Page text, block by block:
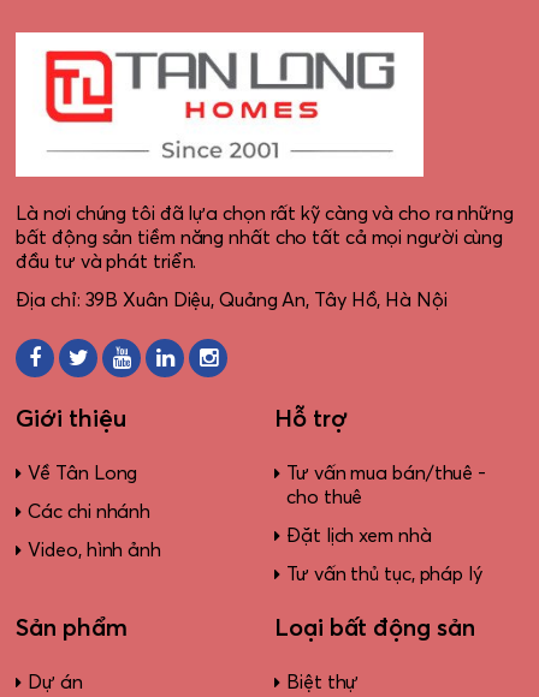
Là nơi chúng tôi đã lựa chọn rất kỹ càng và cho ra những
bất động sản tiềm năng nhất cho tất cả mọi người cùng
đầu tư và phát triển.
Địa chỉ: 39B Xuân Diệu, Quảng An, Tây Hồ, Hà Nội
Giới thiệu
Về Tân Long
Các chi nhánh
Video, hình ảnh
Hỗ trợ
Tư vấn mua bán/thuê -
cho thuê
Đặt lịch xem nhà
Tư vấn thủ tục, pháp lý
Sản phẩm
Dự án
Loại bất động sản
Biệt thự